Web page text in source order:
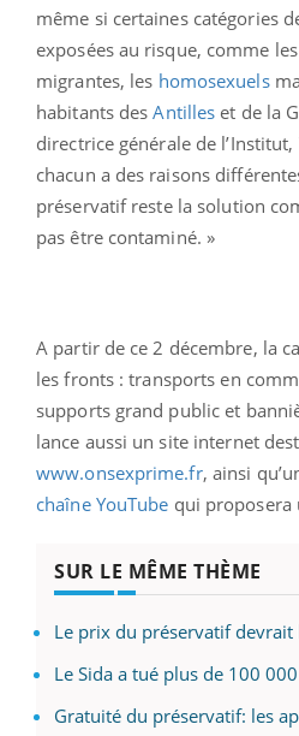
même si certaines catégories
exposées au risque, comme
migrantes, les homosexuels
habitants desAntilles et de la
directrice générale de l’Institut,
chacun a des raisons
préservatif reste la solution
pas être contaminé. »
A partir de ce 2 décembre, la
les fronts : transports en
supports grand public et
lance aussi un site internet
www.onsexprime.fr, ainsi
chaîne YouTube qui proposera
SUR LE MÊME THÈME
Le prix du préservatif devrait
Le Sida a tué plus de 100
Gratuité du préservatif: les